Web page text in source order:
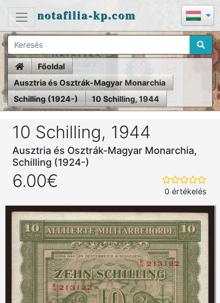
notafilia-kp.com
HomeFőoldal
Ausztria és Osztrák-Magyar Monarchia
Schilling (1924-)
10 Schilling, 1944
10 Schilling, 1944
Ausztria és Osztrák-Magyar Monarchia,
Schilling (1924-)
6.00€
0 értékelés